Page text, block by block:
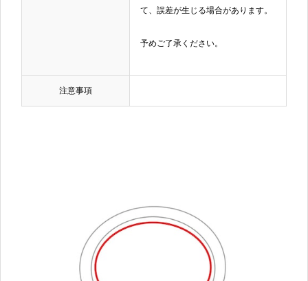
て、誤差が生じる場合があります。
予めご了承ください。
注意事項